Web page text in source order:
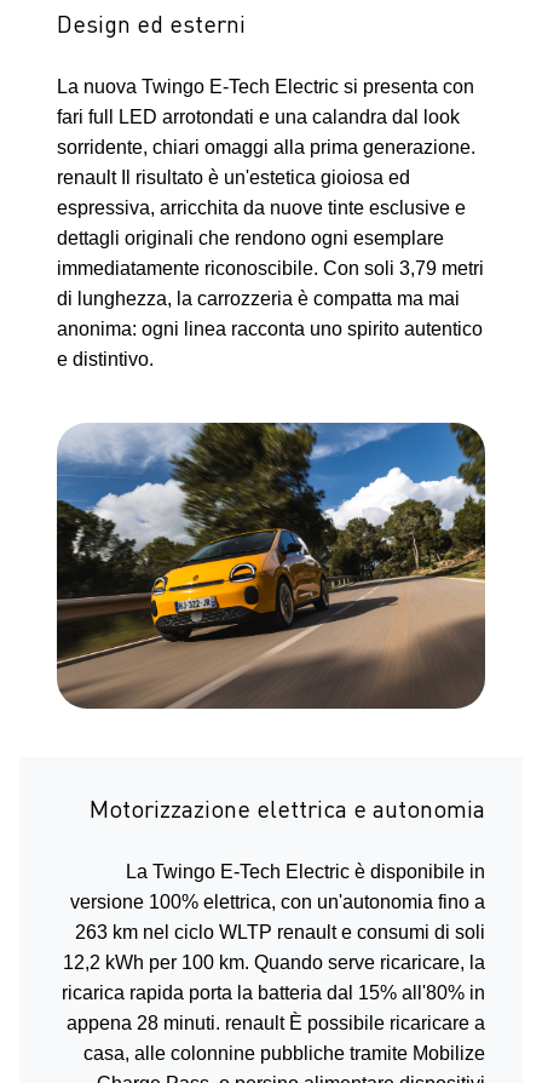
Design ed esterni
La nuova Twingo E-Tech Electric si presenta con
fari full LED arrotondati e una calandra dal look
sorridente, chiari omaggi alla prima generazione.
renault Il risultato è un'estetica gioiosa ed
espressiva, arricchita da nuove tinte esclusive e
dettagli originali che rendono ogni esemplare
immediatamente riconoscibile. Con soli 3,79 metri
di lunghezza, la carrozzeria è compatta ma mai
anonima: ogni linea racconta uno spirito autentico
e distintivo.
Motorizzazione elettrica e autonomia
La Twingo E-Tech Electric è disponibile in
versione 100% elettrica, con un'autonomia fino a
263 km nel ciclo WLTP renault e consumi di soli
12,2 kWh per 100 km. Quando serve ricaricare, la
ricarica rapida porta la batteria dal 15% all'80% in
appena 28 minuti. renault È possibile ricaricare a
casa, alle colonnine pubbliche tramite Mobilize